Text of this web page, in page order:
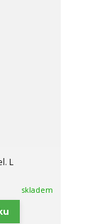
L
skladem